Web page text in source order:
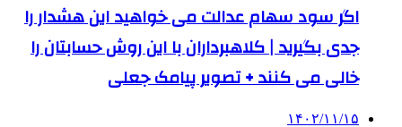
اگر سود سهام عدالت می خواهید این هشدار را
جدی بگیرید | کلاهبرداران با این روش حسابتان را
خالی می کنند + تصویر پیامک جعلی
۱۴۰۲/۱۱/۱۵